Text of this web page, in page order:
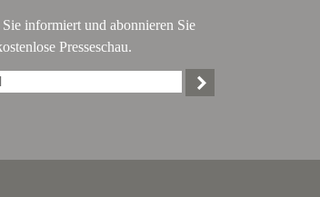
informiert und abonnieren Sie
Presseschau.
